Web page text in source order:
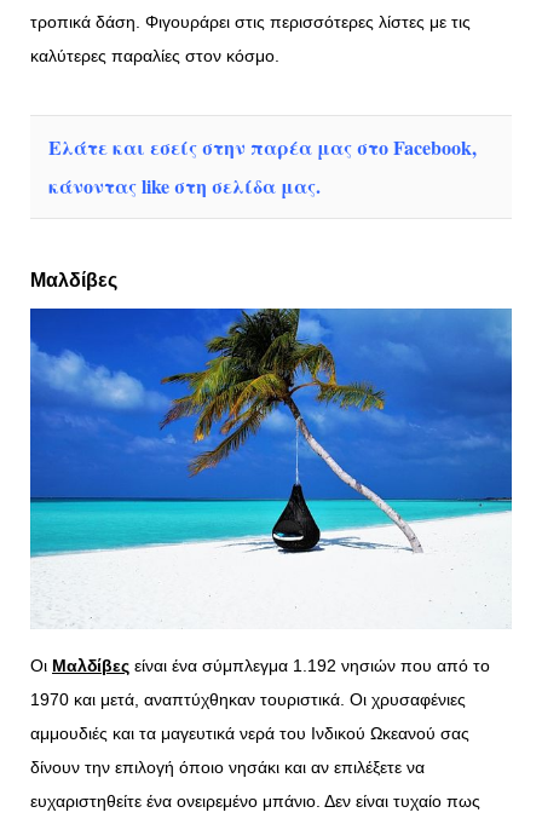
τροπικά δάση. Φιγουράρει στις περισσότερες λίστες με τις
καλύτερες παραλίες στον κόσμο.
Ελάτε και εσείς στην παρέα μας στο Facebook,
κάνοντας like στη σελίδα μας.
Μαλδίβες
Οι Μαλδίβες είναι ένα σύμπλεγμα 1.192 νησιών που από το
1970 και μετά, αναπτύχθηκαν τουριστικά. Οι χρυσαφένιες
αμμουδιές και τα μαγευτικά νερά του Ινδικού Ωκεανού σας
δίνουν την επιλογή όποιο νησάκι και αν επιλέξετε να
ευχαριστηθείτε ένα ονειρεμένο μπάνιο. Δεν είναι τυχαίο πως